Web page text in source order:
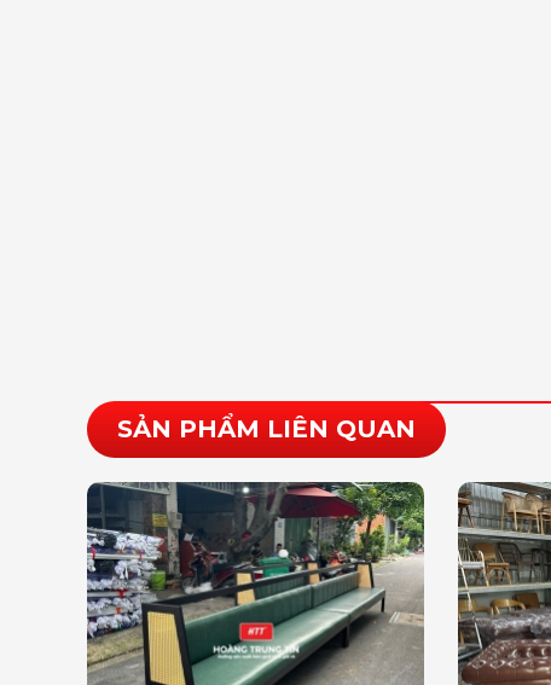
SẢN PHẨM LIÊN QUAN